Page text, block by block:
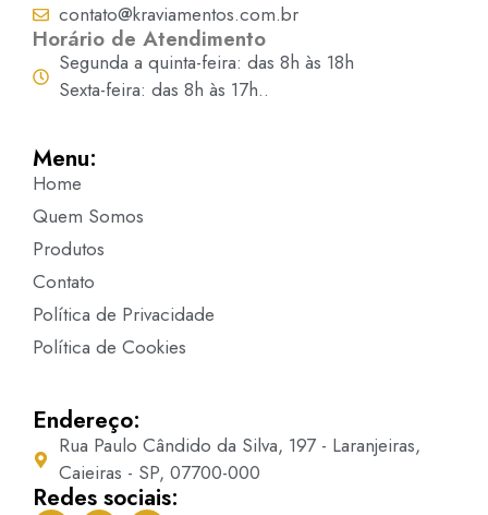
contato@kraviamentos.com.br
Horário de Atendimento
Segunda a quinta-feira: das 8h às 18h
Sexta-feira: das 8h às 17h..
Menu:
Home
Quem Somos
Produtos
Contato
Política de Privacidade
Política de Cookies
Endereço:
Rua Paulo Cândido da Silva, 197 - Laranjeiras,
Caieiras - SP, 07700-000
Redes sociais: